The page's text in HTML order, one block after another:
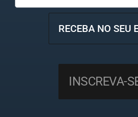
RECEBA NO SEU
INSCREVA-